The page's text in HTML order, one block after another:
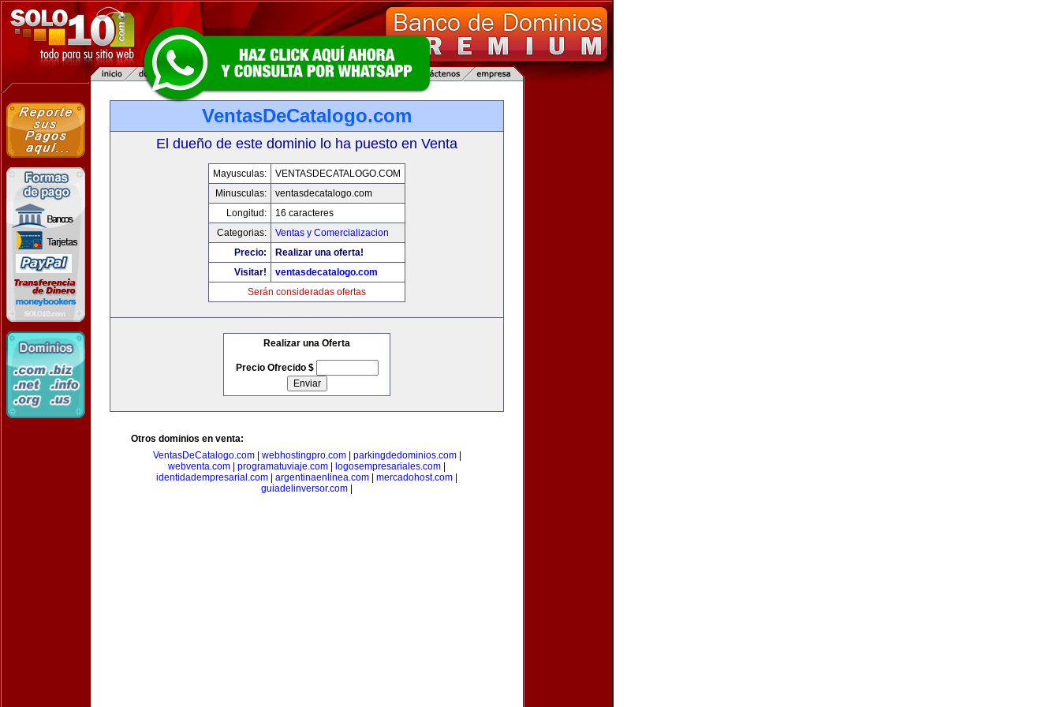
VentasDeCatalogo.com
El dueño de este dominio lo ha puesto en Venta
Mayusculas:
VENTASDECATALOGO.COM
Minusculas:
ventasdecatalogo.com
Longitud:
16 caracteres
Categorias:
Ventas y Comercializacion
Precio:
Realizar una oferta!
Visitar!
ventasdecatalogo.com
Serán consideradas ofertas
Realizar una Oferta
Precio Ofrecido $
Otros dominios en venta:
VentasDeCatalogo.com| webhostingpro.com| parkingdedominios.com|
webventa.com
programatuviaje.com logosempresariales.com
identidadempresarial.com
argentinaenlinea.com mercadohost.com
guiadelinversor.com